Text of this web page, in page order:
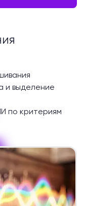
и выделение
по критериям